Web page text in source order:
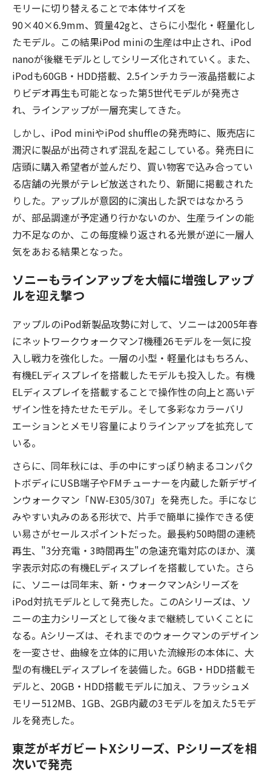
モリーに切り替えることで本体サイズを
90×40×6.9mm、質量42gと、さらに小型化・軽量化し
たモデル。この結果iPod miniの生産は中止され、iPod
nanoが後継モデルとしてシリーズ化されていく。また、
iPodも60GB・HDD搭載、2.5インチカラー液晶搭載によ
りビデオ再生も可能となった第5世代モデルが発売さ
れ、ラインアップが一層充実してきた。
しかし、iPod miniやiPod shuffleの発売時に、販売店に
潤沢に製品が出荷されず混乱を起こしている。発売日に
店頭に購入希望者が並んだり、買い物客で込み合ってい
る店舗の光景がテレビ放送されたり、新聞に掲載された
りした。アップルが意図的に演出した訳ではなかろう
が、部品調達が予定通り行かないのか、生産ラインの能
力不足なのか、この毎度繰り返される光景が逆に一層人
気をあおる結果となった。
ソニーもラインアップを大幅に増強しアップ
ルを迎え撃つ
アップルのiPod新製品攻勢に対して、ソニーは2005年春
にネットワークウォークマン7機種26モデルを一気に投
入し戦力を強化した。一層の小型・軽量化はもちろん、
有機ELディスプレイを搭載したモデルも投入した。有機
ELディスプレイを搭載することで操作性の向上と高いデ
ザイン性を持たせたモデル。そして多彩なカラーバリ
エーションとメモリ容量によりラインアップを拡充して
いる。
さらに、同年秋には、手の中にすっぽり納まるコンパク
トボディにUSB端子やFMチューナーを内蔵した新デザイ
ンウォークマン「NW-E305/307」を発売した。手になじ
みやすい丸みのある形状で、片手で簡単に操作できる使
い易さがセールスポイントだった。最長約50時間の連続
再生、"3分充電・3時間再生"の急速充電対応のほか、漢
字表示対応の有機ELディスプレイを搭載していた。さら
に、ソニーは同年末、新・ウォークマンAシリーズを
iPod対抗モデルとして発売した。このAシリーズは、ソ
ニーの主力シリーズとして後々まで継続していくことに
なる。Aシリーズは、それまでのウォークマンのデザイン
を一変させ、曲線を立体的に用いた流線形の本体に、大
型の有機ELディスプレイを装備した。6GB・HDD搭載モ
デルと、20GB・HDD搭載モデルに加え、フラッシュメ
モリー512MB、1GB、2GB内蔵の3モデルを加えた5モデ
ルを発売した。
東芝がギガビートXシリーズ、Pシリーズを相
次いで発売